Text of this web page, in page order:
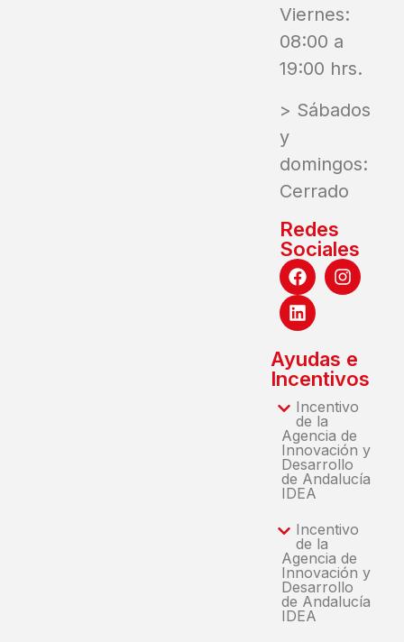
Viernes:
08:00 a
19:00 hrs.
> Sábados
y
domingos:
Cerrado
Redes
Sociales
Ayudas e
Incentivos
Incentivo
de la
Agencia de
Innovación y
Desarrollo
de Andalucía
IDEA
Incentivo
de la
Agencia de
Innovación y
Desarrollo
de Andalucía
IDEA